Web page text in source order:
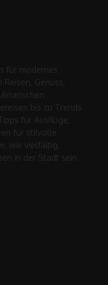
für modernes
Genuss,
bis zu Trends
für Ausflüge,
für stilvolle
wie vielfältig,
in der Stadt sein